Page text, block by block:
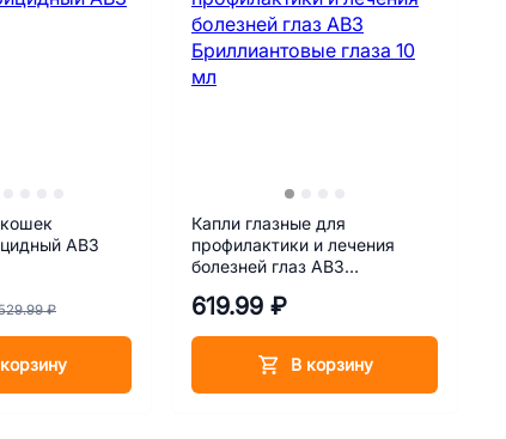
АВЗ
₽
Капли глазные для
профилактики и лечения
болезней глаз АВЗ
619.99 ₽
В корзину